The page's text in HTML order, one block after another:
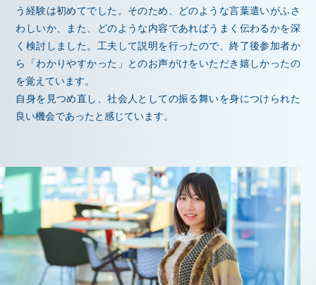
う経験は初めてでした。そのため、どのような言葉遣いがふさ
わしいか、また、どのような内容であればうまく伝わるかを深
く検討しました。工夫して説明を行ったので、終了後参加者か
ら「わかりやすかった」とのお声がけをいただき嬉しかったの
を覚えています。
自身を見つめ直し、社会人としての振る舞いを身につけられた
良い機会であったと感じています。